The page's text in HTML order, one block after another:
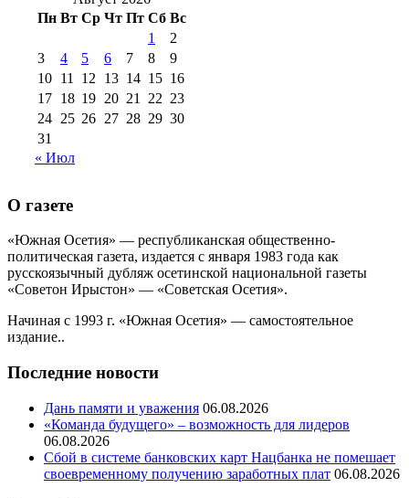
августа 2012 г(11)
августа 2013 г
(12)
Пн Вт Ср Чт Пт Сб Вс
1
2
3
4 5 6 7 8
9
10 11 12 13 14 15 16
17 18 19 20 21 22 23
24 25 26 27 28 29 30
31
« Июл
О газете
«Южная Осетия» — республиканская общественно-
политическая газета, издается с января 1983 года как
русскоязычный дубляж осетинской национальной газеты
«Советон Ирыстон» — «Советская Осетия».
Начиная с 1993 г. «Южная Осетия» — самостоятельное
издание..
Последние новости
Дань памяти и уважения 06.08.2026
«Команда будущего» – возможность для лидеров
06.08.2026
Сбой в системе банковских карт Нацбанка не помешает
своевременному получению заработных плат 06.08.2026